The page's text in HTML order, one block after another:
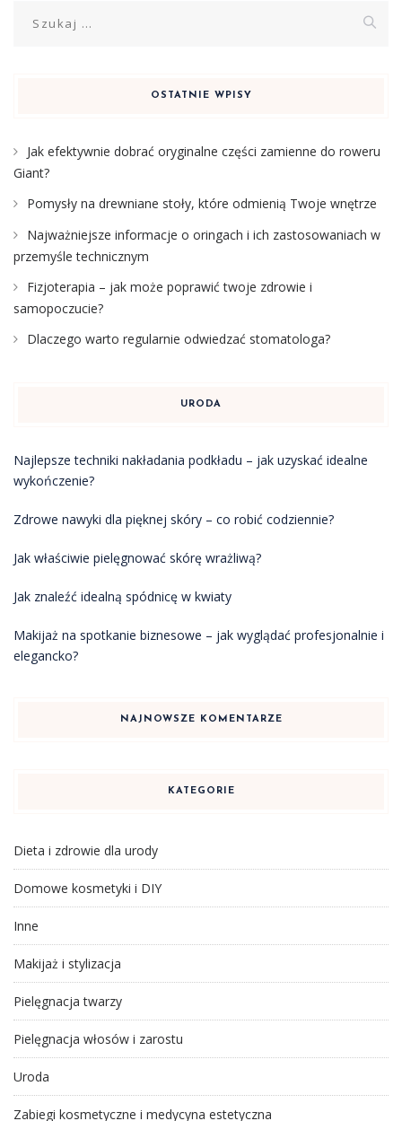
OSTATNIE WPISY
Jak efektywnie dobrać oryginalne części zamienne do roweru
Giant?
Pomysły na drewniane stoły, które odmienią Twoje wnętrze
Najważniejsze informacje o oringach i ich zastosowaniach w
przemyśle technicznym
Fizjoterapia – jak może poprawić twoje zdrowie i
samopoczucie?
Dlaczego warto regularnie odwiedzać stomatologa?
URODA
Najlepsze techniki nakładania podkładu – jak uzyskać idealne
wykończenie?
Zdrowe nawyki dla pięknej skóry – co robić codziennie?
Jak właściwie pielęgnować skórę wrażliwą?
Jak znaleźć idealną spódnicę w kwiaty
Makijaż na spotkanie biznesowe – jak wyglądać profesjonalnie i
elegancko?
NAJNOWSZE KOMENTARZE
KATEGORIE
Dieta i zdrowie dla urody
Domowe kosmetyki i DIY
Inne
Makijaż i stylizacja
Pielęgnacja twarzy
Pielęgnacja włosów i zarostu
Uroda
Zabiegi kosmetyczne i medycyna estetyczna